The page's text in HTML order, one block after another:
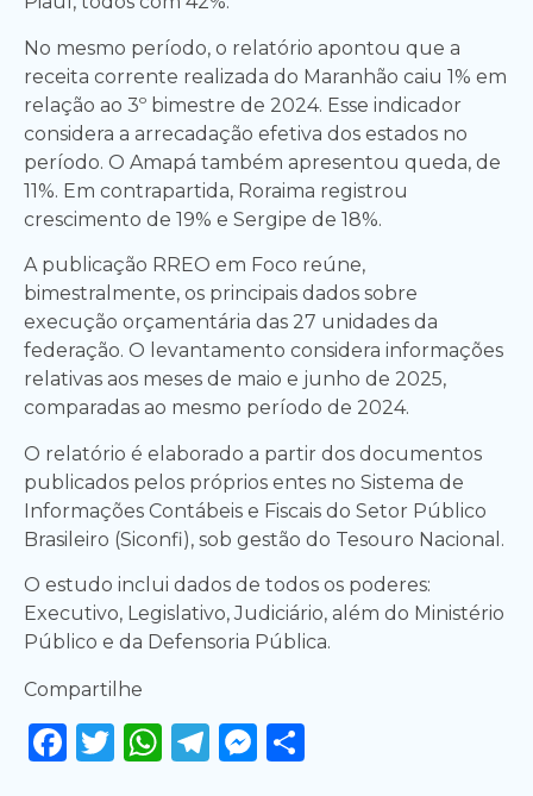
No mesmo período, o relatório apontou que a
receita corrente realizada do Maranhão caiu 1% em
relação ao 3º bimestre de 2024. Esse indicador
considera a arrecadação efetiva dos estados no
período. O Amapá também apresentou queda, de
11%. Em contrapartida, Roraima registrou
crescimento de 19% e Sergipe de 18%.
A publicação RREO em Foco reúne,
bimestralmente, os principais dados sobre
execução orçamentária das 27 unidades da
federação. O levantamento considera informações
relativas aos meses de maio e junho de 2025,
comparadas ao mesmo período de 2024.
O relatório é elaborado a partir dos documentos
publicados pelos próprios entes no Sistema de
Informações Contábeis e Fiscais do Setor Público
Brasileiro (Siconfi), sob gestão do Tesouro Nacional.
O estudo inclui dados de todos os poderes:
Executivo, Legislativo, Judiciário, além do Ministério
Público e da Defensoria Pública.
Compartilhe
Facebook
Twitter
WhatsApp
Telegram
Messenger